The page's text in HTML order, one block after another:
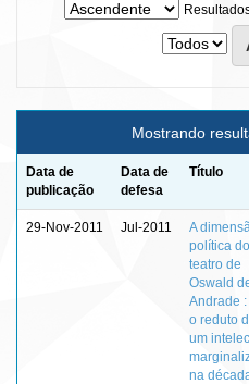
Mostrando
Data de
publicação
Data de
defesa
Título
29-Nov-2011 Jul-2011
A
política do
teatro de
Oswald
Andrade :
o reduto
um
na